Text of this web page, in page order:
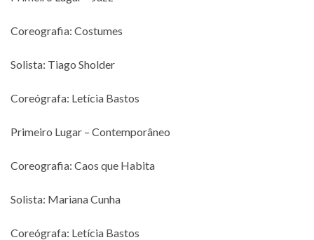
Coreografia: Costumes
Solista: Tiago Sholder
Coreógrafa: Letícia Bastos
Primeiro Lugar – Contemporâneo
Coreografia: Caos que Habita
Solista: Mariana Cunha
Coreógrafa: Letícia Bastos